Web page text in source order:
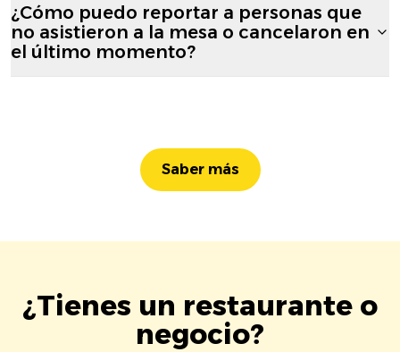
¿Cómo puedo reportar a personas que
no asistieron a la mesa o cancelaron en
el último momento?
Saber más
¿Tienes un restaurante o
negocio?